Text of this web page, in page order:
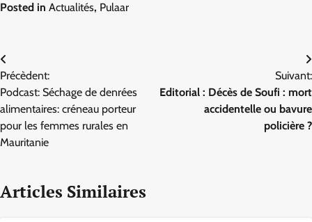
Posted in Actualités, Pulaar
Navigation
de
l’article
Précèdent:
Podcast: Séchage de denrées
alimentaires: créneau porteur
pour les femmes rurales en
Mauritanie
Suivant:
Editorial : Décès de Soufi : mort
accidentelle ou bavure
policière ?
Articles Similaires